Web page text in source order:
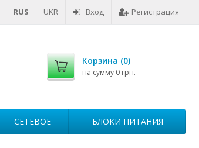
RUS UKR Вход Регистрация
Корзина (0)
на сумму 0 грн.
СЕТЕВОЕ БЛОКИ ПИТАНИЯ